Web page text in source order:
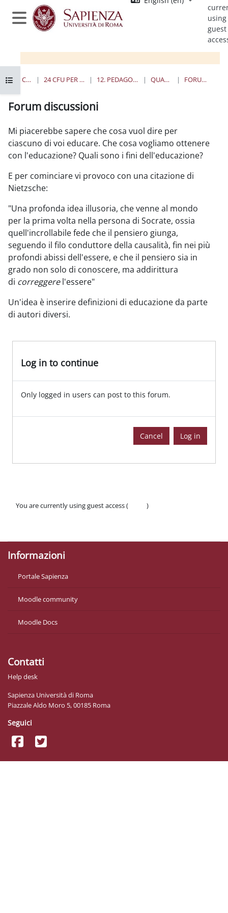
Skip to main content
Side panel
using
guest
Open course index
HOME COURSES 24 CFU PER L'INSEGNAMENTO 12. PEDAGOGIA SPERIMENTALE QUANDO E DOVE FORUM DISCUSSIONI
Forum discussioni
Mi piacerebbe sapere che cosa vuol dire per
ciascuno di voi educare. Che cosa vogliamo ottenere
con l'educazione? Quali sono i fini dell'educazione?
E per cominciare vi provoco con una citazione di
Nietzsche:
"Una profonda idea illusoria, che venne al mondo
per la prima volta nella persona di Socrate, ossia
quell'incrollabile fede che il pensiero giunga,
seguendo il filo conduttore della causalità, fin nei più
profondi abissi dell'essere, e che il pensiero sia in
grado non solo di conoscere, ma addirittura
di correggerel'essere"
Un'idea è inserire definizioni di educazione da parte
di autori diversi.
Log in to continue
Only logged in users can post to this forum.
Cancel Log in
You are currently using guest access (
)
Informazioni
Portale Sapienza
Moodle community
Moodle Docs
Contatti
Help desk
Sapienza Università di Roma
Piazzale Aldo Moro 5, 00185 Roma
Seguici